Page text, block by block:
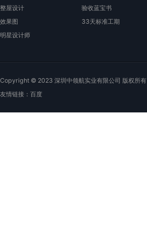
整屋设计
效果图
明星设计师
验收蓝宝书
33天标准工期
Copyright © 2023 深圳中领航实业有限公司 版权所有
友情链接： 百度